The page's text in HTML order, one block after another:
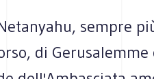
sempre
di Gerusalemme